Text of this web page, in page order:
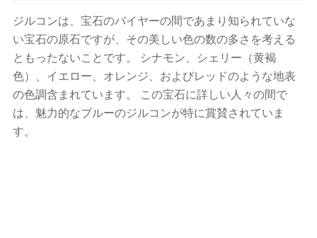
ジルコンは、宝石のバイヤーの間であまり知られていな
い宝石の原石ですが、その美しい色の数の多さを考える
ともったないことです。 シナモン、シェリー（黄褐
色）、イエロー、オレンジ、およびレッドのような地表
の色調含まれています。 この宝石に詳しい人々の間で
は、魅力的なブルーのジルコンが特に賞賛されていま
す。